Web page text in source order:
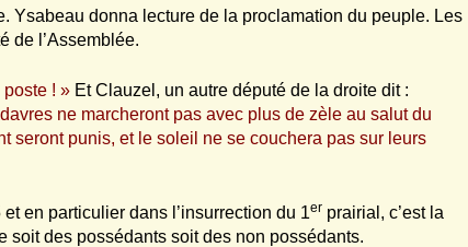
Ysabeau donna lecture de la proclamation du peuple. Les
de l’Assemblée.
! » Et Clauzel, un autre député de la droite dit :
ne marcheront pas avec plus de zèle au salut du
seront punis, et le soleil ne se couchera pas sur leurs
en particulier dans l’insurrection du 1er prairial, c’est la
soit des possédants soit des non possédants.